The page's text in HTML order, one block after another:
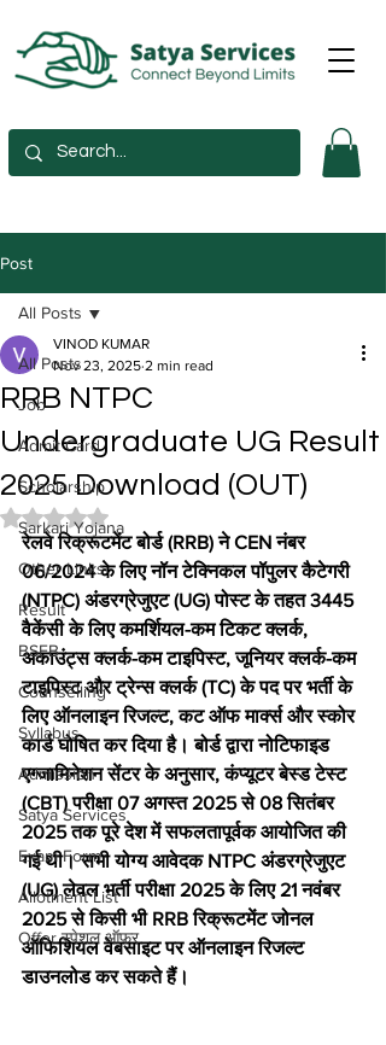
Post
All Posts
Job
Admit Card
Scholarship
Sarkari Yojana
Other Links
Result
BSEB
Counselling
Syllabus
Admission
Satya Services
Exam Form
Allotment List
Offer स्पेशल ऑफर
All Posts
RRB NTPC
Undergraduate UG Result
2025 Download (OUT)
VINOD KUMAR
Nov 23, 2025 2 min read
Rated NaN out of 5 stars.
रेलवे रिक्रूटमेंट बोर्ड (RRB) ने CEN नंबर
06/2024 के लिए नॉन टेक्निकल पॉपुलर कैटेगरी
(NTPC) अंडरग्रेजुएट (UG) पोस्ट के तहत 3445
वैकेंसी के लिए कमर्शियल-कम टिकट क्लर्क,
अकाउंट्स क्लर्क-कम टाइपिस्ट, जूनियर क्लर्क-कम
टाइपिस्ट और ट्रेन्स क्लर्क (TC) के पद पर भर्ती के
लिए ऑनलाइन रिजल्ट, कट ऑफ मार्क्स और स्कोर
कार्ड घोषित कर दिया है। बोर्ड द्वारा नोटिफाइड
एग्जामिनेशन सेंटर के अनुसार, कंप्यूटर बेस्ड टेस्ट
(CBT) परीक्षा 07 अगस्त 2025 से 08 सितंबर
2025 तक पूरे देश में सफलतापूर्वक आयोजित की
गई थी। सभी योग्य आवेदक NTPC अंडरग्रेजुएट
(UG) लेवल भर्ती परीक्षा 2025 के लिए 21 नवंबर
2025 से किसी भी RRB रिक्रूटमेंट जोनल
ऑफिशियल वेबसाइट पर ऑनलाइन रिजल्ट
डाउनलोड कर सकते हैं।